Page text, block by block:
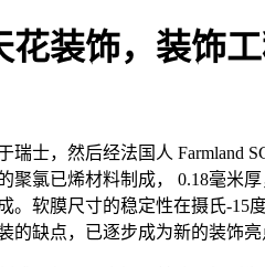
花装饰，装饰
士，然后经法国人 Farmland
聚氯已烯材料制成， 0.18毫米
。软膜尺寸的稳定性在摄氏-
的缺点，已逐步成为新的装饰亮